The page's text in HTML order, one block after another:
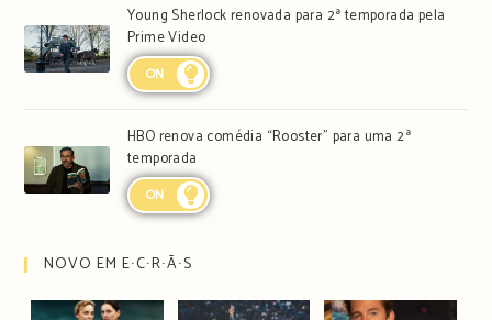
Young Sherlock renovada para 2ª temporada pela
Prime Video
ON
HBO renova comédia “Rooster” para uma 2ª
temporada
ON
NOVO EM E∙C∙R∙Ã∙S